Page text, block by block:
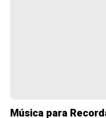
Música para